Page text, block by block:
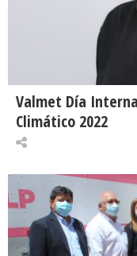
Valmet Día
Climático 2022